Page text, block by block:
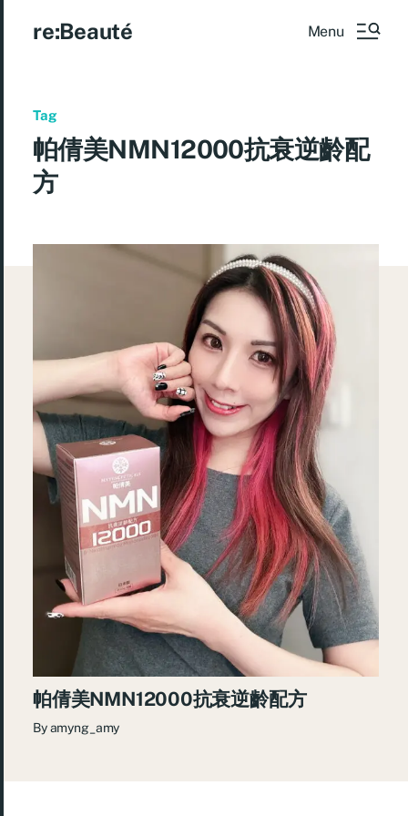
re:Beauté Menu
Tag
帕倩美NMN12000抗衰逆齡配
方
帕倩美NMN12000抗衰逆齡配方
Byamyng_amy